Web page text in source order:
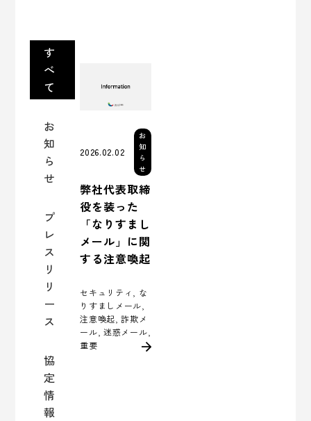
す
べ
て
お
知
ら
せ
プ
レ
ス
リ
リ
ー
ス
協
定
情
報
2026.02.02
お
知
ら
せ
弊社代表取締
役を装った
「なりすまし
メール」に関
する注意喚起
セキュリティ, な
りすましメール,
注意喚起, 詐欺メ
ール, 迷惑メール,
重要